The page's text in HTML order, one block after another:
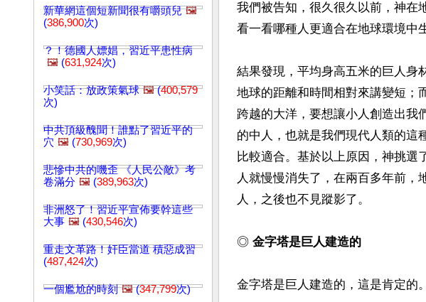
新華網這個短新聞很有嚼頭兒 🖼️
(386,900次)
？！德國人嫖娼，習近平患性病
🖼️ (631,924次)
小笑話：放政策氣球 🖼️(400,579
次)
中共頂級醜聞！誰點了習近平的
穴 🖼️ (730,969次)
悲慘中共的嘰歪 《人民公敵》考
卷滿分 🖼️ (389,963次)
非洲怒了！習近平宣佈要幹這些
大事 🖼️ (430,546次)
重走文革路！奸臣當道 積惡成習
(487,424次)
一個尷尬的時刻 🖼️(347,799次)
我們被告知，很久很久以前，神在
看一看哪種人更適合在地球環境中
結果發現，平均身高五米的巨人身
地球的距離和時間相對來講變短；
跨越的大洋，要想讓小人創造出我
的中人，也就是我們現代人類的這
比較適合。基於以上原因，神挑選
人就慢慢消失了，在兩百多年前，
人，之後也不見蹤影了。
◎ 金字塔是巨人建造的
金字塔是巨人建造的，這是肯定的。